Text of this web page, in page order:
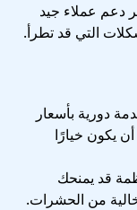
دعم عملاء جيد
التي قد تطرأ.
دورية بأسعار
يكون خيارًا
قد يمنحك
من الحشرات.